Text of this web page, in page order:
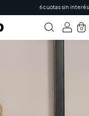
6 cuotas sin interés en
0